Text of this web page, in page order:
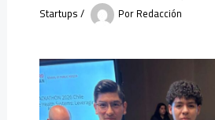
Startups/ PorRedacción